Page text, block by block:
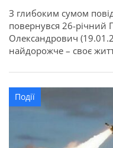
З глибоким сумом
повернувся 26-річний
Олександрович
найдорожче – своє
09 квітня 2026 року
Корчаківка
Сумської області під
Події